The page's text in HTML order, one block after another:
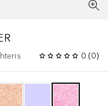
0 (0)